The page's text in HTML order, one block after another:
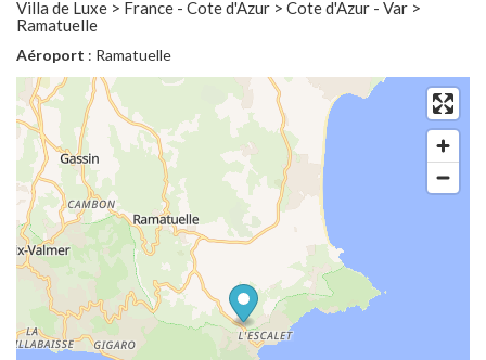
Villa de Luxe > France - Cote d'Azur > Cote d'Azur - Var >
Ramatuelle
Aéroport : Ramatuelle